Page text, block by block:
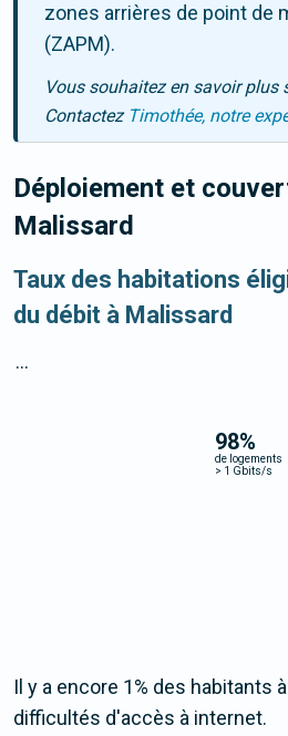
zones arrières de point de
(ZAPM).
Vous souhaitez en savoir plus
Contactez Timothée, notre
Déploiement et
Malissard
Taux des habitations
du débit à Malissard
98%
de logements
> 1 Gbits/s
...
Il y a encore 1% des habitants
difficultés d'accès à internet.